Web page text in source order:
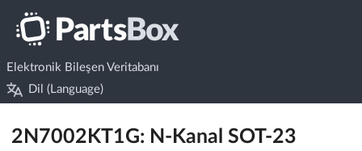
Elektronik Bileşen Veritabanı
Dil (Language)
2N7002KT1G: N-Kanal SOT-23